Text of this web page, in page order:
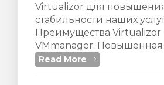
Virtualizor для
стабильности наших
Преимущества Virtualizor
VMmanager: Повышенная
Read More